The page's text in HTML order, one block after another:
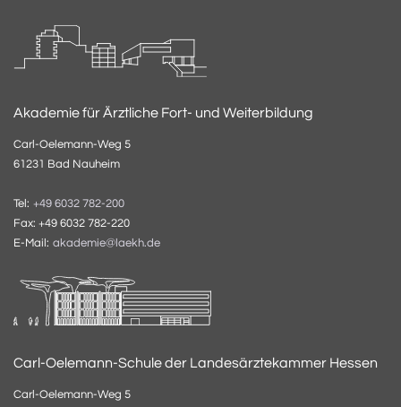
Akademie für Ärztliche Fort- und Weiterbildung
Carl-Oelemann-Weg 5
61231 Bad Nauheim
Tel: +49 6032 782-200
Fax: +49 6032 782-220
E-Mail: akademie@laekh.de
Carl-Oelemann-Schule der Landesärztekammer Hessen
Carl-Oelemann-Weg 5